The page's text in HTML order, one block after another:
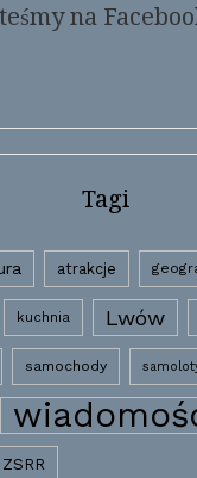
na
Tagi
atrakcje
kuchnia Lwów
samochody
ZSRR